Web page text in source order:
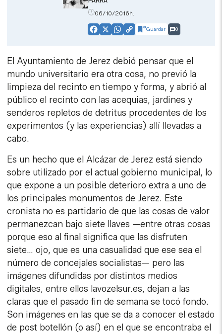
06/10/2016h.
Facebook
X WhatsApp
CopyGuardar 0
El Ayuntamiento de Jerez debió pensar que el
mundo universitario era otra cosa, no previó la
limpieza del recinto en tiempo y forma, y abrió al
público el recinto con las acequias, jardines y
senderos repletos de detritus procedentes de los
experimentos (y las experiencias) allí llevadas a
cabo.
Es un hecho que el Alcázar de Jerez está siendo
sobre utilizado por el actual gobierno municipal, lo
que expone a un posible deterioro extra a uno de
los principales monumentos de Jerez. Este
cronista no es partidario de que las cosas de valor
permanezcan bajo siete llaves —entre otras cosas
porque eso al final significa que las disfruten
siete… ojo, que es una casualidad que ese sea el
número de concejales socialistas— pero las
imágenes difundidas por distintos medios
digitales, entre ellos lavozelsur.es, dejan a las
claras que el pasado fin de semana se tocó fondo.
Son imágenes en las que se da a conocer el estado
de post botellón (o así) en el que se encontraba el